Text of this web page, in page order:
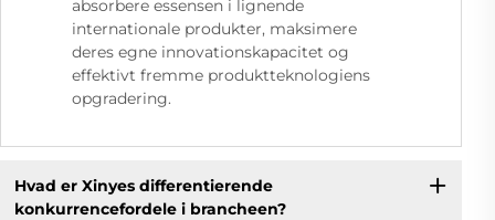
absorbere essensen i lignende
internationale produkter, maksimere
deres egne innovationskapacitet og
effektivt fremme produktteknologiens
opgradering.
Hvad er Xinyes differentierende
konkurrencefordele i brancheen?